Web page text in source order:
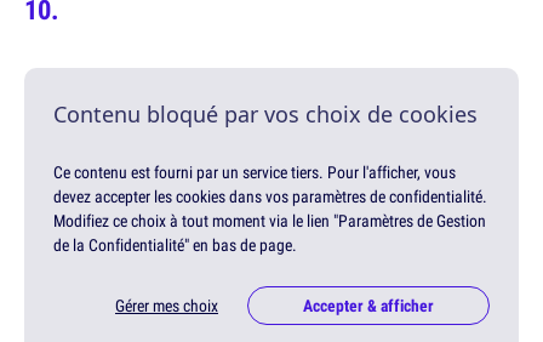
Contenu bloqué par vos choix de cookies
Ce contenu est fourni par un service tiers. Pour l'afficher, vous
devez accepter les cookies dans vos paramètres de confidentialité.
Modifiez ce choix à tout moment via le lien "Paramètres de Gestion
de la Confidentialité" en bas de page.
Gérer mes choix Accepter & afficher